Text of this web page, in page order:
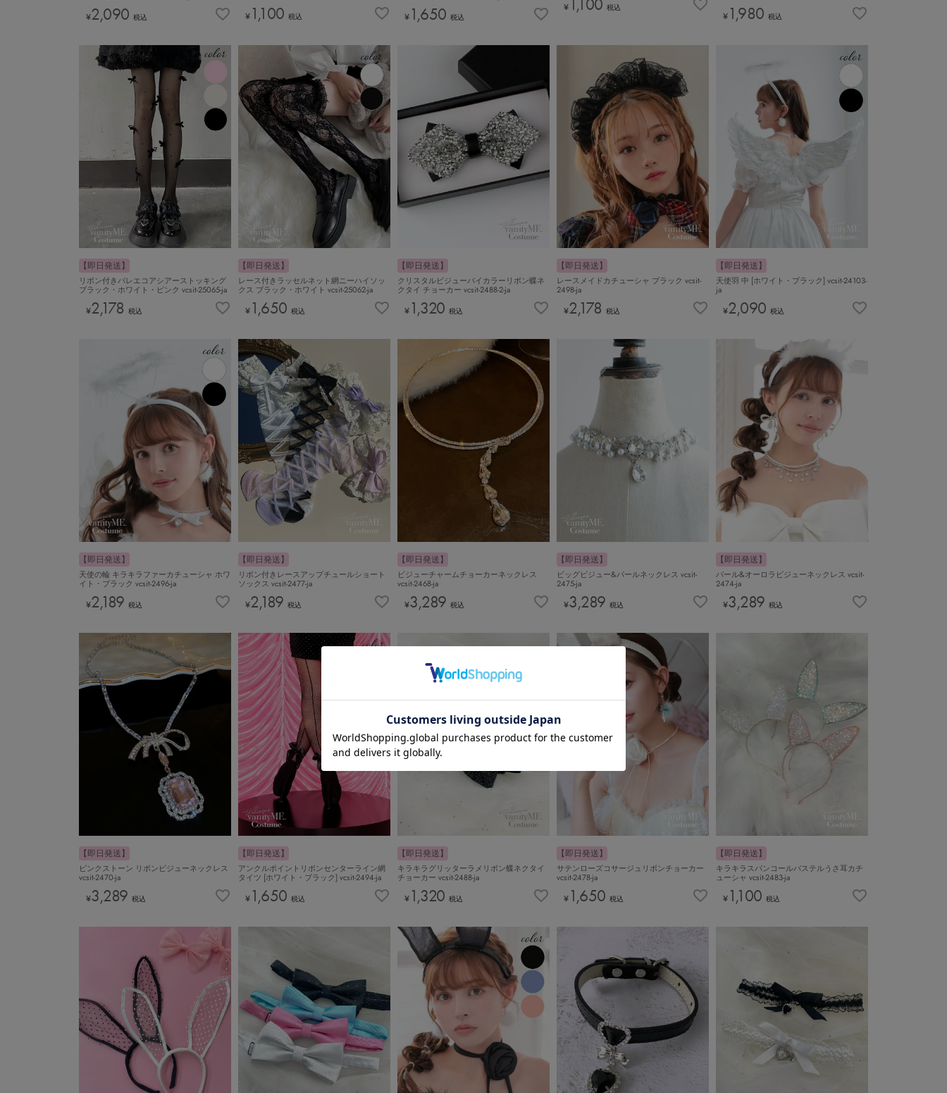
¥2,090 税込
¥ 1,100 税込
¥ 1,650 税込
¥ 1,100 税込
¥ 1,980 税込
【即日発送】
リボン付きバレエコアシアーストッキング
ブラック・ホワイト・ピンク vcsit-25065-ja
¥2,178 税込
【即日発送】
レース付きラッセルネット網ニーハイソッ
クス ブラック・ホワイト vcsit-25062-ja
¥ 1,650 税込
【即日発送】
クリスタルビジューバイカラーリボン蝶ネ
クタイ チョーカー vcsit-2488-2-ja
¥ 1,320 税込
【即日発送】
レースメイドカチューシャ ブラック vcsit-
2498-ja
¥2,178 税込
【即日発送】
天使羽 中 [ホワイト・ブラック] vcsit-24103-
ja
¥2,090 税込
【即日発送】
天使の輪 キラキラファーカチューシャ ホワ
イト・ブラック vcsit-2496-ja
¥2,189 税込
【即日発送】
リボン付きレースアップチュールショート
ソックス vcsit-2477-ja
¥2,189 税込
【即日発送】
ビジューチャームチョーカーネックレス
vcsit-2468-ja
¥3,289 税込
【即日発送】
ビッグビジュー&パールネックレス vcsit-
2475-ja
¥3,289 税込
【即日発送】
パール&オーロラビジューネックレス vcsit-
2474-ja
¥3,289 税込
【即日発送】
ピンクストーン リボンビジューネックレス
vcsit-2470-ja
¥3,289 税込
【即日発送】
アンクルポイントリボンセンターライン網
タイツ [ホワイト・ブラック] vcsit-2494-ja
¥ 1,650 税込
【即日発送】
キラキラグリッターラメリボン蝶ネクタイ
チョーカー vcsit-2488-ja
¥ 1,320 税込
【即日発送】
サテンローズコサージュリボンチョーカー
vcsit-2478-ja
¥ 1,650 税込
【即日発送】
キラキラスパンコールパステルうさ耳カチ
ューシャ vcsit-2483-ja
¥ 1,100 税込